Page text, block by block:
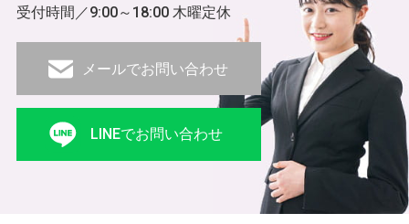
受付時間／9:00～18:00 木曜定休
メールでお問い合わせ
LINEでお問い合わせ